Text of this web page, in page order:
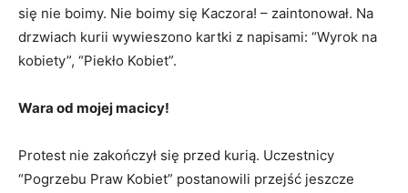
się nie boimy. Nie boimy się Kaczora! – zaintonował. Na
drzwiach kurii wywieszono kartki z napisami: “Wyrok na
kobiety”, “Piekło Kobiet”.
Wara od mojej macicy!
Protest nie zakończył się przed kurią. Uczestnicy
“Pogrzebu Praw Kobiet” postanowili przejść jeszcze